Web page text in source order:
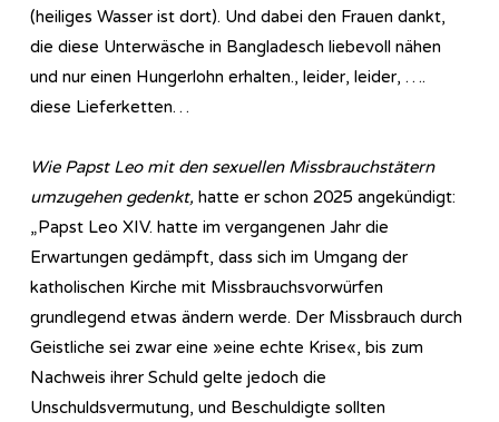
(heiliges Wasser ist dort). Und dabei den Frauen dankt,
die diese Unterwäsche in Bangladesch liebevoll nähen
und nur einen Hungerlohn erhalten., leider, leider, ….
diese Lieferketten…
Wie Papst Leo mit den sexuellen Missbrauchstätern
umzugehen gedenkt, hatte er schon 2025 angekündigt:
„Papst Leo XIV. hatte im vergangenen Jahr die
Erwartungen gedämpft, dass sich im Umgang der
katholischen Kirche mit Missbrauchsvorwürfen
grundlegend etwas ändern werde. Der Missbrauch durch
Geistliche sei zwar eine »eine echte Krise«, bis zum
Nachweis ihrer Schuld gelte jedoch die
Unschuldsvermutung, und Beschuldigte sollten